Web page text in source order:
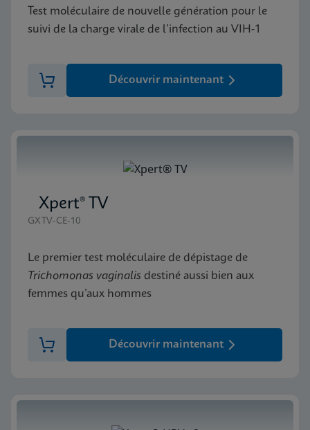
Test moléculaire de nouvelle génération pour le
suivi de la charge virale de l’infection au VIH-1
Découvrir maintenant
Xpert® TV
GXTV-CE-10
Le premier test moléculaire de dépistage de
Trichomonas vaginalis destiné aussi bien aux
femmes qu’aux hommes
Découvrir maintenant